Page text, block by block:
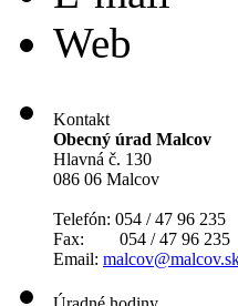
Web
Kontakt
Obecný úrad Malcov
Hlavná č. 130
086 06 Malcov
Telefón: 054 / 47 96 235
Fax: 054 / 47 96 235
Email: